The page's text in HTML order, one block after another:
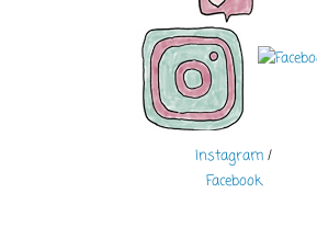
Instagram /
Facebook